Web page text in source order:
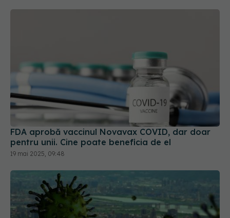
FDA aprobă vaccinul Novavax COVID, dar doar
pentru unii. Cine poate beneficia de el
19 mai 2025, 09:48